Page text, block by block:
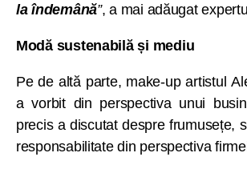
la îndemână”, a mai adăugat
Modă sustenabilă și mediu
Pe de altă parte, make-up artistul
a vorbit din perspectiva unui
precis a discutat despre frumusețe,
responsabilitate din perspectiva